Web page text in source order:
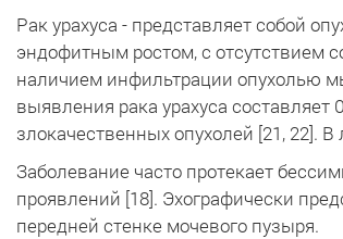
Рак урахуса - представляет собой
эндофитным ростом, с отсутствием
наличием инфильтрации опухолью
выявления рака урахуса составляет
злокачественных опухолей [21, 22].
Заболевание часто протекает
проявлений [18]. Эхографически
передней стенке мочевого пузыря.